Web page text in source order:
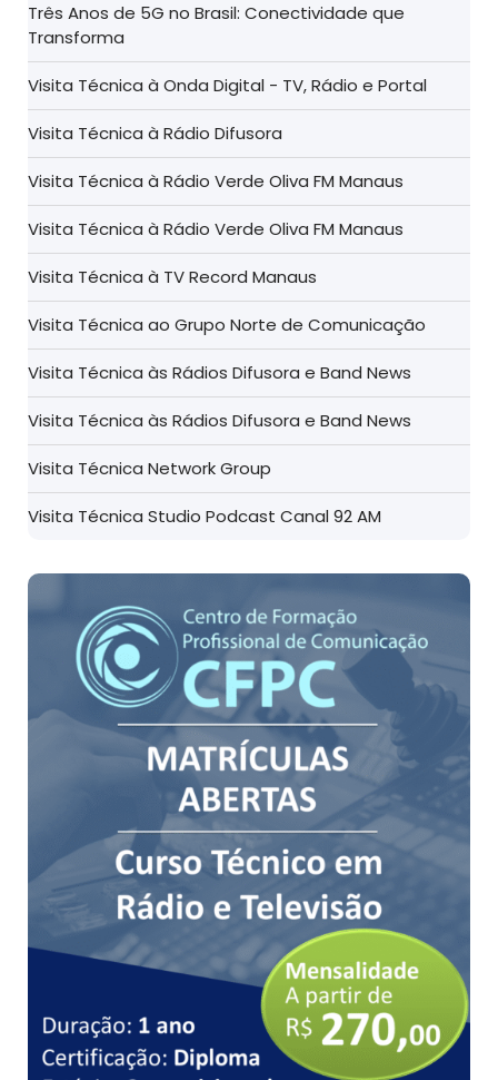
Três Anos de 5G no Brasil: Conectividade que
Transforma
Visita Técnica à Onda Digital - TV, Rádio e Portal
Visita Técnica à Rádio Difusora
Visita Técnica à Rádio Verde Oliva FM Manaus
Visita Técnica à Rádio Verde Oliva FM Manaus
Visita Técnica à TV Record Manaus
Visita Técnica ao Grupo Norte de Comunicação
Visita Técnica às Rádios Difusora e Band News
Visita Técnica às Rádios Difusora e Band News
Visita Técnica Network Group
Visita Técnica Studio Podcast Canal 92 AM